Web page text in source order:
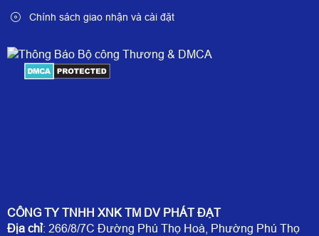
CÔNG TY TNHH XNK TM DV PHÁT ĐẠT
Địa chỉ: 266/8/7C Đường Phú Thọ Hoà, Phường Phú Thọ
Chính sách giao nhận và cài đặt